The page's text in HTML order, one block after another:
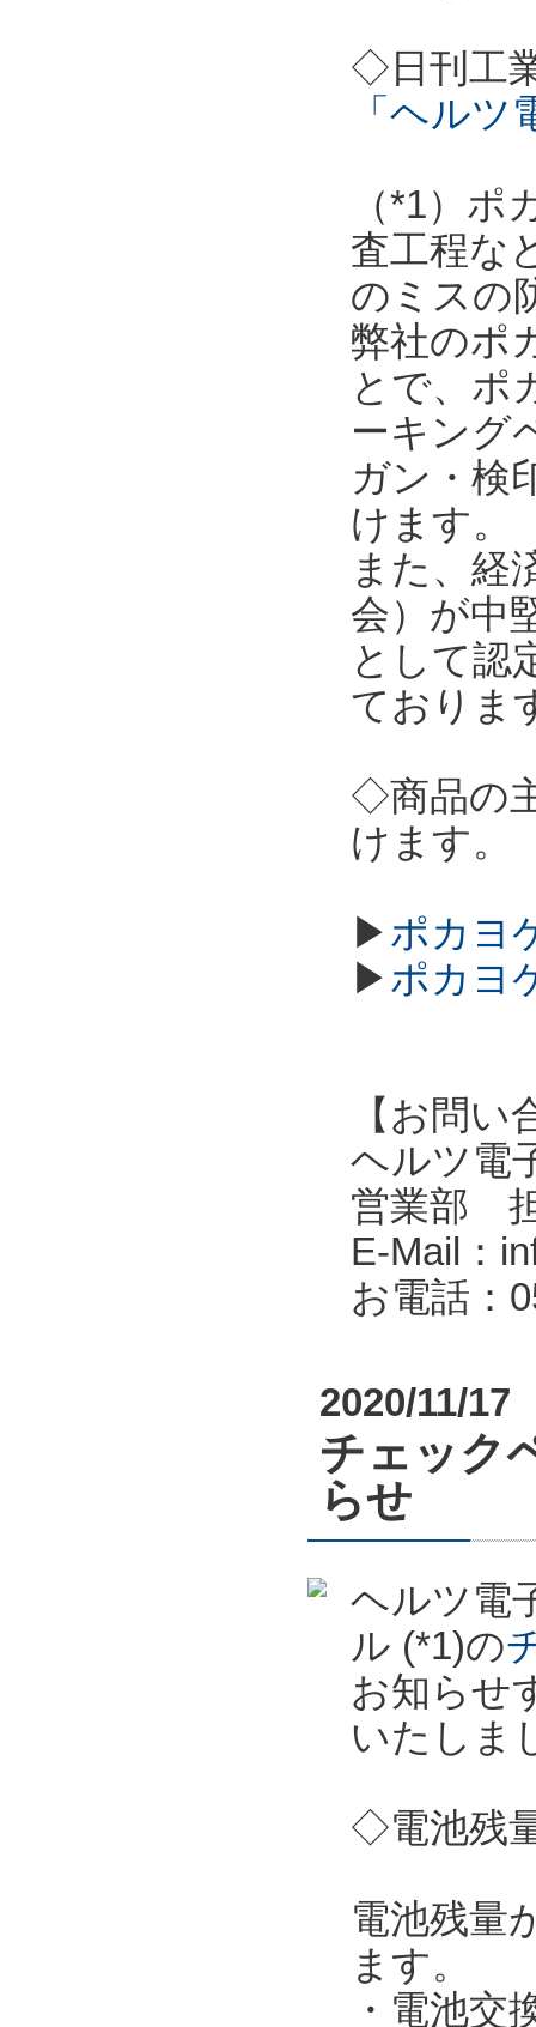
◇日刊工
「ヘル
（*1）
査工程な
のミスの
弊社のポ
とで、ポ
ーキング
ガン・検
けます。
また、経
会）が中
として認
ておりま
◇商品の
けます。
▶ポカヨ
▶ポカヨ
【お問い
ヘルツ電
営業部
E-Mail：
お電話：
2020/11/17
チェック
らせ
ヘルツ電
ル (*1)の
お知らせ
いたしま
◇電池残
電池残量
ます。
・電池